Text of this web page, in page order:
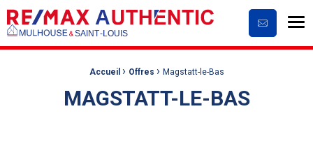
Accueil › Offres › Magstatt-le-Bas
MAGSTATT-LE-BAS